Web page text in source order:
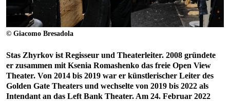
© Giacomo Bresadola
Stas Zhyrkov ist Regisseur und Theaterleiter. 2008 gründete
er zusammen mit Ksenia Romashenko das freie Open View
Theater. Von 2014 bis 2019 war er künstlerischer Leiter des
Golden Gate Theaters und wechselte von 2019 bis 2022 als
Intendant an das Left Bank Theater. Am 24. Februar 2022